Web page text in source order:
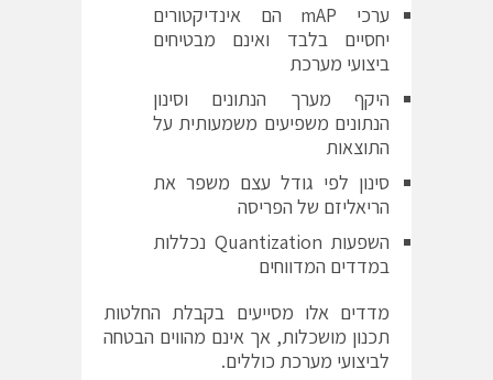
ערכי mAP הם אינדיקטורים
יחסיים בלבד ואינם מבטיחים
ביצועי מערכת
היקף מערך הנתונים וסינון
הנתונים משפיעים משמעותית על
התוצאות
סינון לפי גודל עצם משפר את
הריאליזם של הפריסה
השפעות Quantization נכללות
במדדים המדווחים
מדדים אלו מסייעים בקבלת החלטות
תכנון מושכלות, אך אינם מהווים הבטחה
לביצועי מערכת כוללים.